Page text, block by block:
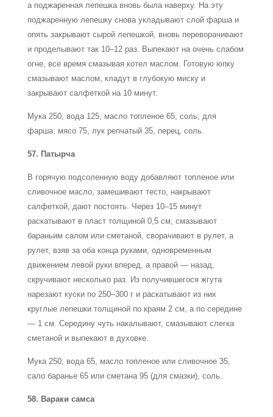
а поджаренная лепешка вновь была наверху. На эту
поджаренную лепешку снова укладывают слой фарша и
опять закрывают сырой лепешкой, вновь переворачивают
и проделывают так 10–12 раз. Выпекают на очень слабом
огне, все время смазывая котел маслом. Готовую юпку
смазывают маслом, кладут в глубокую миску и
закрывают салфеткой на 10 минут.
Мука 250, вода 125, масло топленое 65, соль; для
фарша: мясо 75, лук репчатый 35, перец, соль.
57. Патырча
В горячую подсоленную воду добавляют топленое или
сливочное масло, замешивают тесто, накрывают
салфеткой, дают постоять. Через 10–15 минут
раскатывают в пласт толщиной 0,5 см, смазывают
бараньим салом или сметаной, сворачивают в рулет, а
рулет, взяв за оба конца руками, одновременным
движением левой руки вперед, а правой — назад,
скручивают несколько раз. Из получившегося жгута
нарезают куски по 250–300 г и раскатывают из них
круглые лепешки толщиной по краям 2 см, а по середине
— 1 см. Середину чуть накалывают, смазывают слегка
сметаной и выпекают в духовке.
Мука 250, вода 65, масло топленое или сливочное 35,
сало баранье 65 или сметана 95 (для смазки), соль.
58. Вараки самса